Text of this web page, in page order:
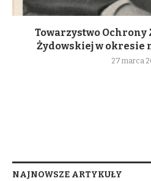
Towarzystwo
Żydowskiej w okresie
27 marca
NAJNOWSZE ARTYKUŁY